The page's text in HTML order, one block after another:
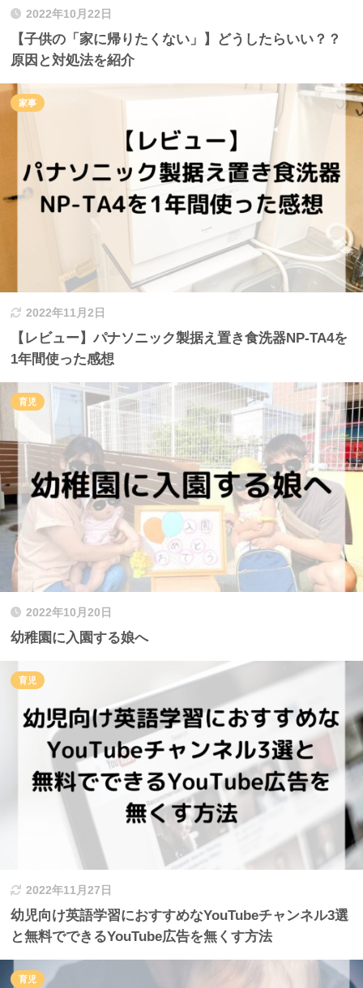
2022年10月22日
【子供の「家に帰りたくない」】どうしたらいい？？
原因と対処法を紹介
2022年11月2日
【レビュー】パナソニック製据え置き食洗器NP-TA4を
1年間使った感想
家事
2022年10月20日
幼稚園に入園する娘へ
育児
2022年11月27日
幼児向け英語学習におすすめなYouTubeチャンネル3選
と無料でできるYouTube広告を無くす方法
育児
育児